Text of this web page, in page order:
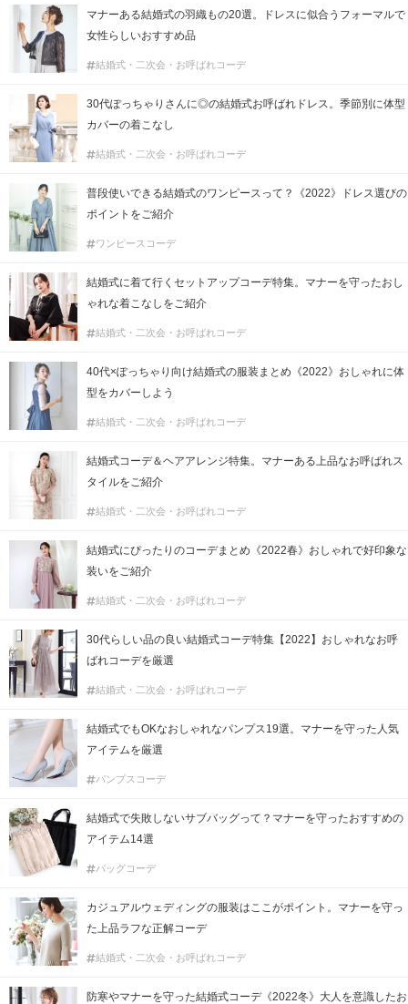
マナーある結婚式の羽織もの20選。ドレスに似合うフォーマルで
女性らしいおすすめ品
結婚式・二次会・お呼ばれコーデ
30代ぽっちゃりさんに◎の結婚式お呼ばれドレス。季節別に体型
カバーの着こなし
結婚式・二次会・お呼ばれコーデ
普段使いできる結婚式のワンピースって？《2022》ドレス選びの
ポイントをご紹介
ワンピースコーデ
結婚式に着て行くセットアップコーデ特集。マナーを守ったおし
ゃれな着こなしをご紹介
結婚式・二次会・お呼ばれコーデ
40代×ぽっちゃり向け結婚式の服装まとめ《2022》おしゃれに体
型をカバーしよう
結婚式・二次会・お呼ばれコーデ
結婚式コーデ＆ヘアアレンジ特集。マナーある上品なお呼ばれス
タイルをご紹介
結婚式・二次会・お呼ばれコーデ
結婚式にぴったりのコーデまとめ《2022春》おしゃれで好印象な
装いをご紹介
結婚式・二次会・お呼ばれコーデ
30代らしい品の良い結婚式コーデ特集【2022】おしゃれなお呼
ばれコーデを厳選
結婚式・二次会・お呼ばれコーデ
結婚式でもOKなおしゃれなパンプス19選。マナーを守った人気
アイテムを厳選
パンプスコーデ
結婚式で失敗しないサブバッグって？マナーを守ったおすすめの
アイテム14選
バッグコーデ
カジュアルウェディングの服装はここがポイント。マナーを守っ
た上品ラフな正解コーデ
結婚式・二次会・お呼ばれコーデ
防寒やマナーを守った結婚式コーデ《2022冬》大人を意識したお